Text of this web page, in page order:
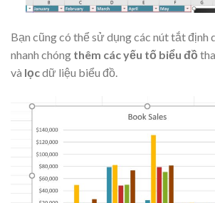
Bạn cũng có thể sử dụng các nút tắt định
nhanh chóng thêm các yếu tố biểu đồ
và lọcdữ liệu biểu đồ.